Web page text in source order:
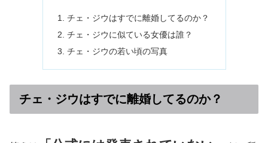
チェ・ジウはすでに離婚してるのか？
チェ・ジウに似ている女優は誰？
チェ・ジウの若い頃の写真
チェ・ジウはすでに離婚してるのか？